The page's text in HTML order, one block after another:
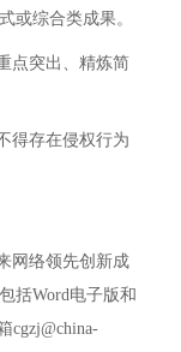
或综合类成果。
突出、精炼简
存在侵权行为
网络领先创新成
括Word电子版和
cgzj@china-